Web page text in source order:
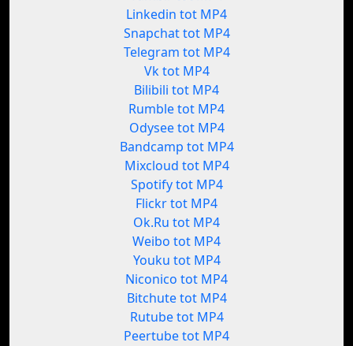
Linkedin tot MP4
Snapchat tot MP4
Telegram tot MP4
Vk tot MP4
Bilibili tot MP4
Rumble tot MP4
Odysee tot MP4
Bandcamp tot MP4
Mixcloud tot MP4
Spotify tot MP4
Flickr tot MP4
Ok.Ru tot MP4
Weibo tot MP4
Youku tot MP4
Niconico tot MP4
Bitchute tot MP4
Rutube tot MP4
Peertube tot MP4